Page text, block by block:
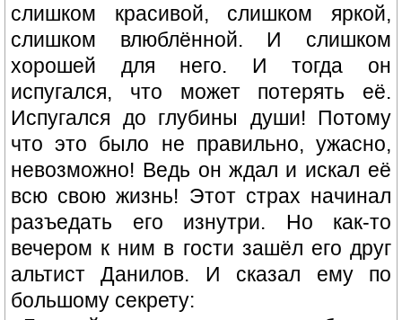
слишком красивой, слишком яркой,
слишком влюблённой. И слишком
хорошей для него. И тогда он
испугался, что может потерять её.
Испугался до глубины души! Потому
что это было не правильно, ужасно,
невозможно! Ведь он ждал и искал её
всю свою жизнь! Этот страх начинал
разъедать его изнутри. Но как-то
вечером к ним в гости зашёл его друг
альтист Данилов. И сказал ему по
большому секрету: